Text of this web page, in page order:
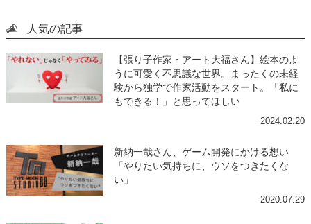
人気の記事
【張り子作家・アート大福さん】絵本のよ
うに可愛く不思議な世界。まったくの未経
験から独学で作家活動をスタート。「私に
もできる！」と思ってほしい
2024.02.20
新納一哉さん、ゲーム開発にかける想い
「やりたい気持ちに、ウソをつきたくな
い」
2020.07.29